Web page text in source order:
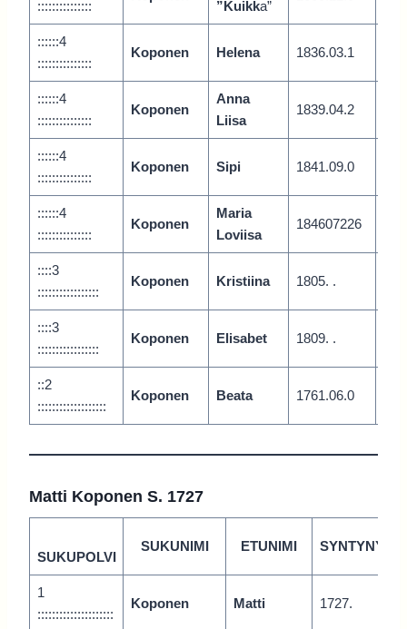
:::::::::::::::
”Kuikka”
::::::4
:::::::::::::::
Koponen Helena 1836.03.1
::::::4
:::::::::::::::
Koponen
Anna
Liisa
1839.04.2
::::::4
:::::::::::::::
Koponen Sipi 1841.09.0
::::::4
:::::::::::::::
Koponen
Maria
Loviisa
184607226
::::3
:::::::::::::::::
Koponen Kristiina 1805. .
::::3
:::::::::::::::::
Koponen Elisabet 1809. .
::2
:::::::::::::::::::
Koponen Beata 1761.06.0
Matti Koponen S. 1727
SUKUPOLVI
SUKUNIMI ETUNIMI SYNTYNYT
1
:::::::::::::::::::::
Koponen Matti 1727.